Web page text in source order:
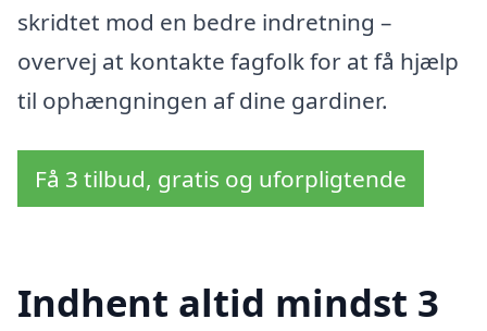
skridtet mod en bedre indretning –
overvej at kontakte fagfolk for at få hjælp
til ophængningen af dine gardiner.
Få 3 tilbud, gratis og uforpligtende
Indhent altid mindst 3